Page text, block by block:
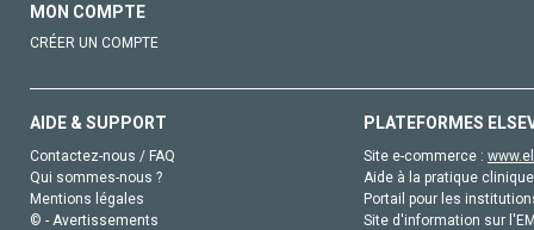
MON COMPTE
CRÉER UN COMPTE
AIDE & SUPPORT
Contactez-nous / FAQ
Qui sommes-nous ?
Mentions légales
© - Avertissements
PLATEFORMES
Site e-commerce :
Aide à la pratique
Portail pour les
Site d'information sur